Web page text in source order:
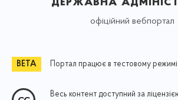
офіційний вебпортал
Портал працює в тестовому режимі
Весь контент доступний за